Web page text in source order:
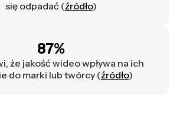
się odpadać (źródło)
87%
że jakość wideo wpływa na ich
do marki lub twórcy (źródło)